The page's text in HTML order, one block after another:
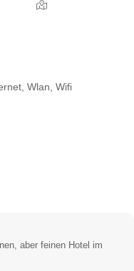
Wlan, Wifi
aber feinen Hotel im